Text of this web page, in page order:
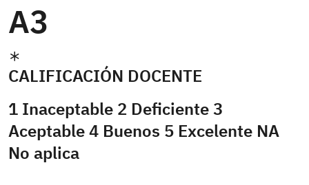
A3
CALIFICACIÓN DOCENTE
1 Inaceptable 2 Deficiente 3
Aceptable 4 Buenos 5 Excelente NA
No aplica